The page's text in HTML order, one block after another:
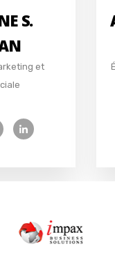
S.
et